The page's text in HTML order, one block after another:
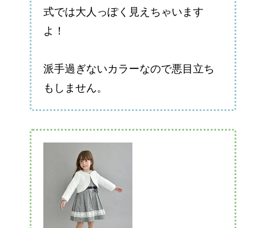
式では大人っぽく見えちゃいます
よ！
派手過ぎないカラーなので悪目立ち
もしません。